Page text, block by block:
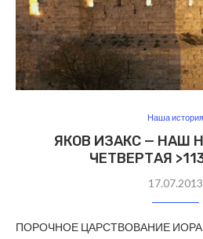
Наша история
ЯКОВ ИЗАКС — НАШ
ЧЕТВЕРТАЯ
17.07.2013
ПОРОЧНОЕ ЦАРСТВОВАНИЕ